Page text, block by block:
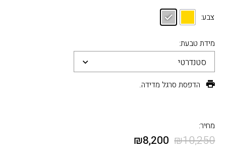
צבע:
מידת טבעת:
סטנדרטי
הדפסת סרגל מדידה.
מחיר:
₪10,250
₪8,200